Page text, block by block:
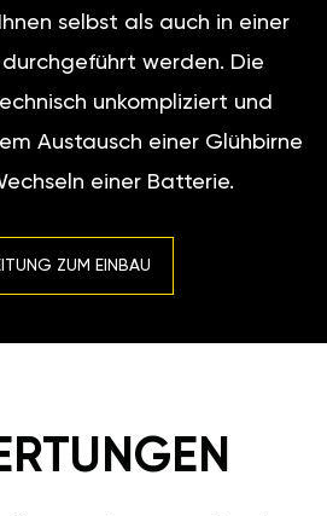
selbst als auch in einer
werden. Die
unkompliziert und
Austausch einer Glühbirne
einer Batterie.
ZUM EINBAU